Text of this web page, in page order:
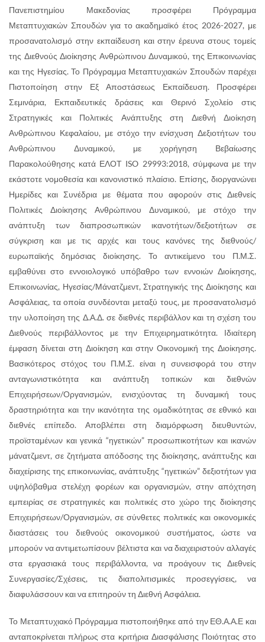
Πανεπιστημίου Μακεδονίας προσφέρει Πρόγραμμα
Μεταπτυχιακών Σπουδών για το ακαδημαϊκό έτος 2026-2027, με
προσανατολισμό στην εκπαίδευση και στην έρευνα στους τομείς
της Διεθνούς Διοίκησης Ανθρώπινου Δυναμικού, της Επικοινωνίας
και της Ηγεσίας. Το Πρόγραμμα Μεταπτυχιακών Σπουδών παρέχει
Πιστοποίηση στην Εξ Αποστάσεως Εκπαίδευση. Προσφέρει
Σεμινάρια, Εκπαιδευτικές δράσεις και Θερινό Σχολείο στις
Στρατηγικές και Πολιτικές Ανάπτυξης στη Διεθνή Διοίκηση
Ανθρώπινου Κεφαλαίου, με στόχο την ενίσχυση Δεξιοτήτων του
Ανθρώπινου Δυναμικού, με χορήγηση Βεβαίωσης
Παρακολούθησης κατά ΕΛΟΤ ISO 29993:2018, σύμφωνα με την
εκάστοτε νομοθεσία και κανονιστικό πλαίσιο. Επίσης, διοργανώνει
Ημερίδες και Συνέδρια με θέματα που αφορούν στις Διεθνείς
Πολιτικές Διοίκησης Ανθρώπινου Δυναμικού, με στόχο την
ανάπτυξη των διαπροσωπικών ικανοτήτων/δεξιοτήτων σε
σύγκριση και με τις αρχές και τους κανόνες της διεθνούς/
ευρωπαϊκής δημόσιας διοίκησης. Το αντικείμενο του Π.Μ.Σ.
εμβαθύνει στο εννοιολογικό υπόβαθρο των εννοιών Διοίκησης,
Επικοινωνίας, Ηγεσίας/Μάνατζμεντ, Στρατηγικής της Διοίκησης και
Ασφάλειας, τα οποία συνδέονται μεταξύ τους, με προσανατολισμό
την υλοποίηση της Δ.Α.Δ. σε διεθνές περιβάλλον και τη σχέση του
Διεθνούς περιβάλλοντος με την Επιχειρηματικότητα. Ιδιαίτερη
έμφαση δίνεται στη Διοίκηση και στην Οικονομική της Διοίκησης.
Βασικότερος στόχος του Π.Μ.Σ. είναι η συνεισφορά του στην
ανταγωνιστικότητα και ανάπτυξη τοπικών και διεθνών
Επιχειρήσεων/Οργανισμών, ενισχύοντας τη δυναμική τους
δραστηριότητα και την ικανότητα της ομαδικότητας σε εθνικό και
διεθνές επίπεδο. Αποβλέπει στη διαμόρφωση διευθυντών,
προϊσταμένων και γενικά “ηγετικών” προσωπικοτήτων και ικανών
μάνατζμεντ, σε ζητήματα απόδοσης της διοίκησης, ανάπτυξης και
διαχείρισης της επικοινωνίας, ανάπτυξης “ηγετικών” δεξιοτήτων για
υψηλόβαθμα στελέχη φορέων και οργανισμών, στην απόχτηση
εμπειρίας σε στρατηγικές και πολιτικές στο χώρο της διοίκησης
Επιχειρήσεων/Οργανισμών, σε σύνθετες πολιτικές και οικονομικές
διαστάσεις του διεθνούς οικονομικού συστήματος, ώστε να
μπορούν να αντιμετωπίσουν βέλτιστα και να διαχειριστούν αλλαγές
στα εργασιακά τους περιβάλλοντα, να προάγουν τις Διεθνείς
Συνεργασίες/Σχέσεις, τις διαπολιτισμικές προσεγγίσεις, να
διαφυλάσσουν και να επιτηρούν τη Διεθνή Ασφάλεια.
Το Μεταπτυχιακό Πρόγραμμα πιστοποιήθηκε από την ΕΘ.Α.Α.Ε και
ανταποκρίνεται πλήρως στα κριτήρια Διασφάλισης Ποιότητας στο